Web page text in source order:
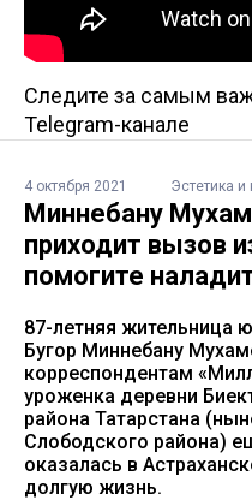
Следите за самым
Telegram-канале
4 октября 2021 Эстетика и
Миннебану
приходит вызов
помогите
87-летняя жительница
Бугор Миннебану
корреспондентам
уроженка деревни
района Татарстана
Слободского района)
оказалась в
долгую жизнь.